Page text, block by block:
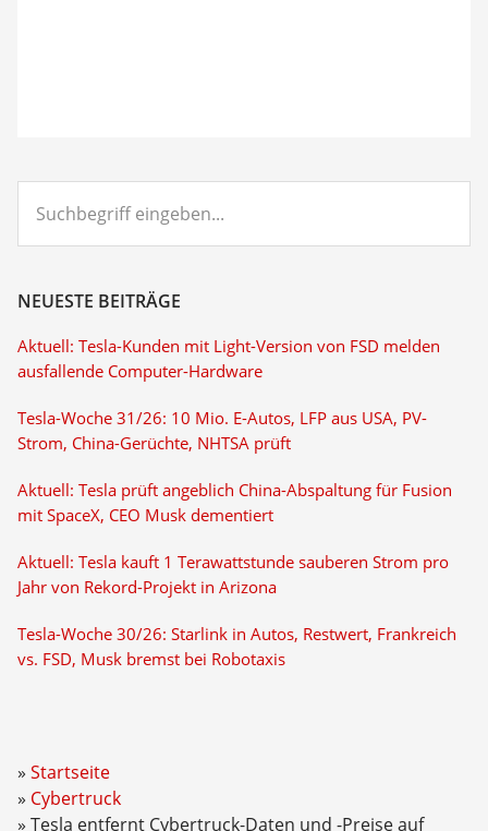
eingeben...
NEUESTE BEITRÄGE
Aktuell: Tesla-Kunden mit Light-Version von FSD melden
ausfallende Computer-Hardware
Tesla-Woche 31/26: 10 Mio. E-Autos, LFP aus USA, PV-
Strom, China-Gerüchte, NHTSA prüft
Aktuell: Tesla prüft angeblich China-Abspaltung für Fusion
mit SpaceX, CEO Musk dementiert
Aktuell: Tesla kauft 1 Terawattstunde sauberen Strom pro
Jahr von Rekord-Projekt in Arizona
Tesla-Woche 30/26: Starlink in Autos, Restwert, Frankreich
vs. FSD, Musk bremst bei Robotaxis
Startseite
Cybertruck
Tesla entfernt Cybertruck-Daten und -Preise auf